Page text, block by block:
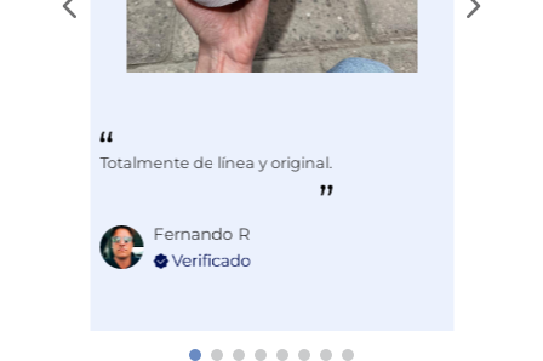
Totalmente de línea y original.
Fernando R